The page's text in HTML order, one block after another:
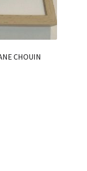
CHOUIN